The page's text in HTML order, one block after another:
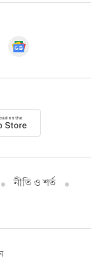
নীতি ও শর্ত